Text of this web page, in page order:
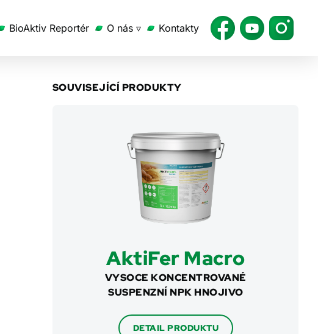
BioAktiv Reportér O nás ▿ Kontakty
SOUVISEJÍCÍ PRODUKTY
AktiFer Macro
VYSOCE KONCENTROVANÉ
SUSPENZNÍ NPK HNOJIVO
DETAIL PRODUKTU